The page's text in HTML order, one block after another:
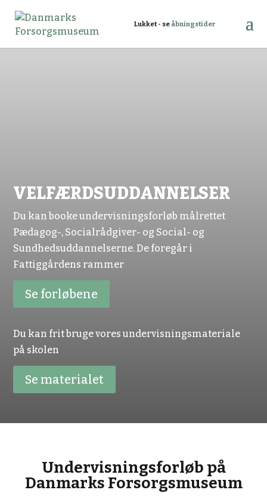
Lukket - se åbningstider
VELFÆRDSUDDANNELSER
Du kan booke undervisningsforløb målrettet
Pædagog-, Socialrådgiver- og Social- og
Sundhedsuddannelserne. De foregår i
Fattiggårdens rammer
Se forløbene
Du kan frit bruge vores undervisningsmateriale
på skolen
Se materialet
Undervisningsforløb på
Danmarks Forsorgsmuseum